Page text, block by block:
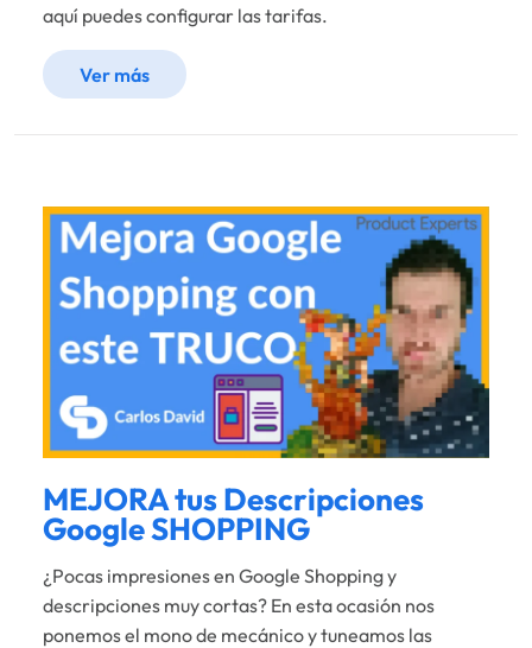
aquí puedes configurar las tarifas.
Ver más
MEJORA tus Descripciones
Google SHOPPING
¿Pocas impresiones en Google Shopping y
descripciones muy cortas? En esta ocasión nos
ponemos el mono de mecánico y tuneamos las